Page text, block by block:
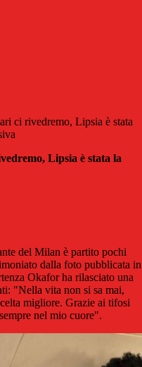
ci rivedremo, Lipsia è stata
Lipsia è stata la
del Milan è partito pochi
dalla foto pubblicata in
Okafor ha rilasciato una
"Nella vita non si sa mai,
migliore. Grazie ai tifosi
nel mio cuore".